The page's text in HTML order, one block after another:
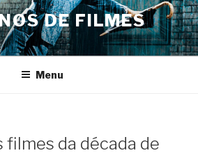
DE FILMES
Menu
filmes da década de